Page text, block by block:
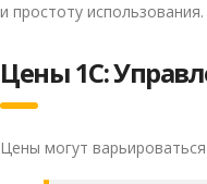
и простоту
Цены 1С:
Цены могут